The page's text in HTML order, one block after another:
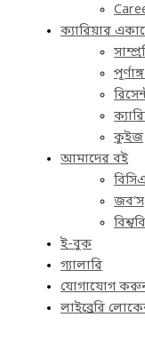
ক্যারিয়ার
কুইজ
আমাদের বই
জব’স
ই-বুক
গ্যালারি
যোগাযোগ
লাইব্রেরি